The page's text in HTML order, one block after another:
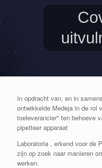
In opdracht van, en in
ontwikkelde Medeja in de rol
toeleverancier" ten behoeve
pipetteer apparaat
Laboratoria , erkend voor de
zijn op zoek naar manieren
werken.